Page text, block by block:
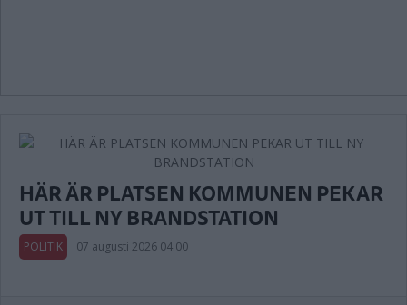
HÄR ÄR PLATSEN KOMMUNEN PEKAR
UT TILL NY BRANDSTATION
POLITIK 07 augusti 2026 04.00